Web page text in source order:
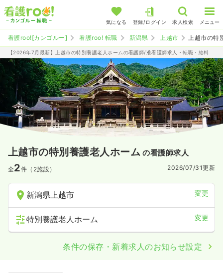
気になる 登録/ログイン 求人検索 メニュー
看護roo![カンゴルー] 看護roo! 転職 新潟県 上越市 上越市の特
【2026年7月最新】上越市の特別養護老人ホームの看護師/准看護師求人・転職・給料
上越市の特別養護老人ホーム の看護師求人
全2件（2施設） 2026/07/31更新
新潟県上越市 変更
特別養護老人ホーム 変更
条件の保存・新着求人のお知らせ設定